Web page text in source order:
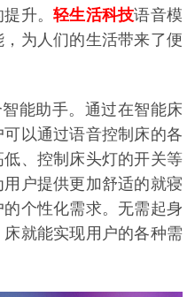
提升。轻生活科技语音模
为人们的生活带来了便
能助手。通过在智能床
以通过语音控制床的各
、控制床头灯的开关等
户提供更加舒适的就寝
个性化需求。无需起身
就能实现用户的各种需